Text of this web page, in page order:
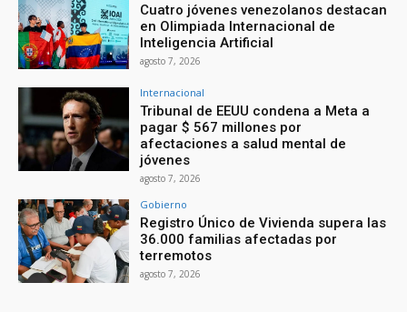
Cuatro jóvenes venezolanos destacan
en Olimpiada Internacional de
Inteligencia Artificial
agosto 7, 2026
Internacional
Tribunal de EEUU condena a Meta a
pagar $ 567 millones por
afectaciones a salud mental de
jóvenes
agosto 7, 2026
Gobierno
Registro Único de Vivienda supera las
36.000 familias afectadas por
terremotos
agosto 7, 2026